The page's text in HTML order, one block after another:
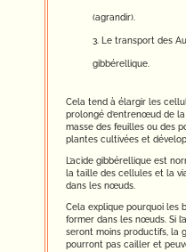
(agrandir).
Le transport des
gibbérellique.
Cela tend à élargir les
prolongé d’entrenœud de
masse des feuilles ou des
plantes cultivées et
L’acide gibbérellique est
la taille des cellules et la
dans les nœuds.
Cela explique pourquoi les
former dans les nœuds. Si
seront moins productifs, la
pourront pas cailler et